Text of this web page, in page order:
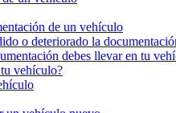
de un vehículo
o deteriorado la
debes llevar en tu
vehículo?